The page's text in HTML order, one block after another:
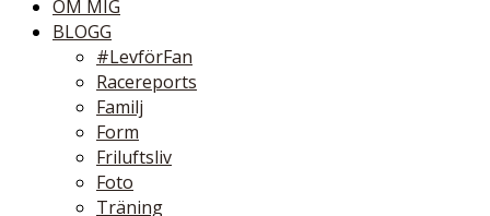
OM MIG
BLOGG
#LevförFan
Racereports
Familj
Form
Friluftsliv
Foto
Träning